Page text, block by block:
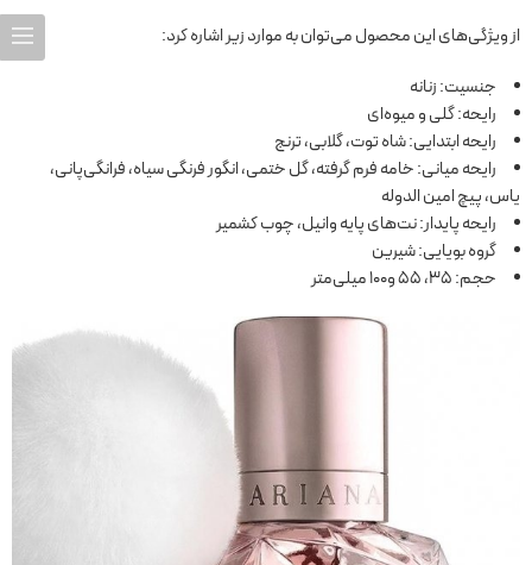
از ویژگی‌های این محصول می‌توان به موارد زیر اشاره کرد:
جنسیت: زنانه
رایحه: گلی و میوه‌ای
رایحه ابتدایی: شاه توت، گلابی، ترنج
رایحه میانی: خامه فرم گرفته، گل ختمی، انگور فرنگی سیاه، فرانگی‌پانی،
یاس، پیچ امین الدوله
رایحه پایدار: نت‌های پایه وانیل، چوب کشمیر
گروه بویایی: شیرین
حجم: 35، 55 و100 میلی‌متر